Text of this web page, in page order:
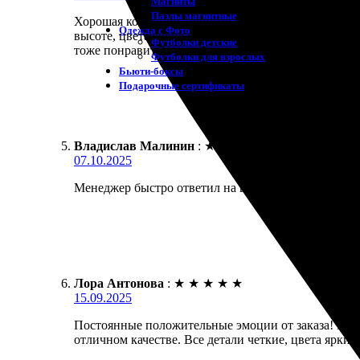
Пазлы магнитные
Одежда с Фото
Футболки детские
Футболки для взрослых
Бьюти-боксы
Подарочные сертификаты
Хорошая компания, приятно удивила. Заказала
высоте, цвета яркие и насыщенные. Доставка
тоже понравится!
Владислав Малинин : ★
07.10.2025
Менеджер быстро ответил на вопросы. Процесс
Лора Антонова : ★ ★ ★ ★ ★
15.09.2025
Постоянные положительные эмоции от заказа!
отличном качестве. Все детали четкие, цвета